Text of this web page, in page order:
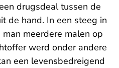
drugsdeal tussen de
de hand. In een steeg in
meerdere malen op
werd onder andere
een levensbedreigend